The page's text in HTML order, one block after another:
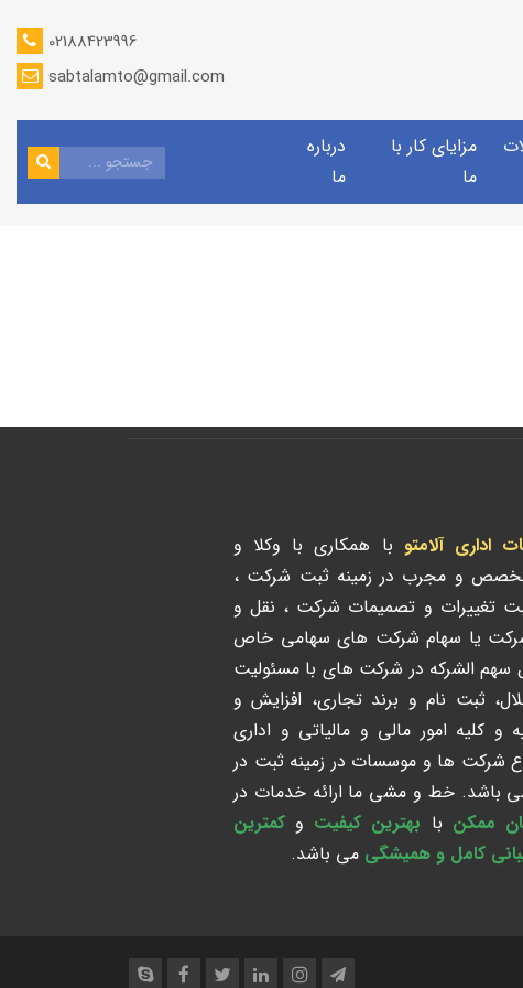
02188423996
sabtalamto@gmail.com
مزایای کار با
ما
درباره
ما
اداری آلامتو با همکاری با وکلا و
و مجرب در زمینه ثبت شرکت ،
تغییرات و تصمیمات شرکت ، نقل و
یا سهام شرکت های سهامی خاص
سهم الشرکه در شرکت های با مسئولیت
ثبت نام و برند تجاری، افزایش و
کلیه امور مالی و مالیاتی و اداری
شرکت ها و موسسات در زمینه ثبت در
باشد. خط و مشی ما ارائه خدمات در
ممکن با بهترین کیفیت و کمترین
کامل و همیشگی می باشد.